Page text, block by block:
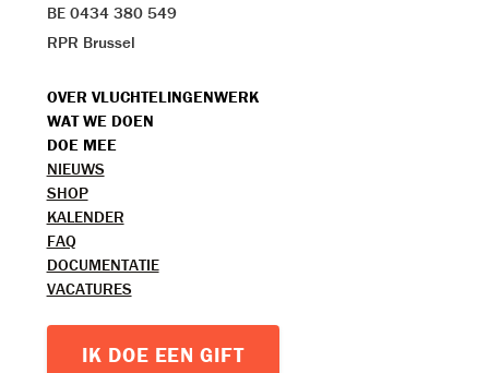
BE 0434 380 549
RPR Brussel
VOET
MENU
OVER VLUCHTELINGENWERK
WAT WE DOEN
DOE MEE
TOPMENU
NIEUWS
SHOP
KALENDER
FAQ
DOCUMENTATIE
VACATURES
IK DOE EEN GIFT